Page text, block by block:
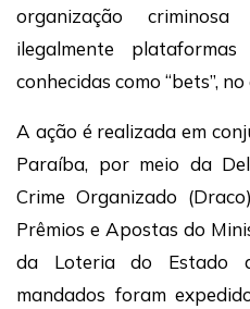
organização
ilegalmente
conhecidas como “bets”,
A ação é realizada em
Paraíba, por meio da
Crime Organizado
Prêmios e Apostas do
da Loteria do Estado
mandados foram